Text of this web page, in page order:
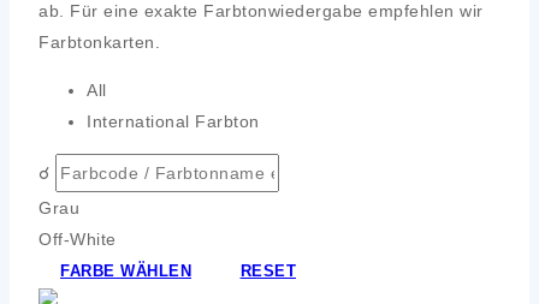
ab. Für eine exakte Farbtonwiedergabe empfehlen wir
Farbtonkarten.
All
International Farbton
☌
Grau
Off-White
FARBE WÄHLEN RESET